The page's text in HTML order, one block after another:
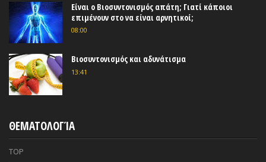
Είναι ο Βιοσυντονισμός απάτη; Γιατί κάποιοι
επιμένουν στο να είναι αρνητικοί;
08:00
Βιοσυντονισμός και αδυνάτισμα
13:41
ΘΕΜΑΤΟΛΟΓΊΑ
TOP